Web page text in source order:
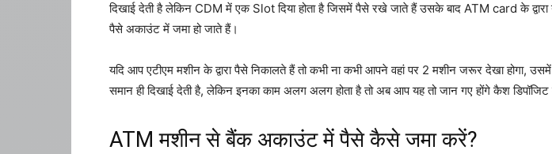
दिखाई देती है लेकिन CDM में एक Slot दिया होता है जिसमें पैसे रखे जाते हैं उसके बाद ATM card के
पैसे अकाउंट में जमा हो जाते हैं।
यदि आप एटीएम मशीन के द्वारा पैसे निकालते हैं तो कभी ना कभी आपने वहां पर 2 मशीन जरूर देखा होगा,
समान ही दिखाई देती है, लेकिन इनका काम अलग अलग होता है तो अब आप यह तो जान गए होंगे कैश
ATM मशीन से बैंक अकाउंट में पैसे कैसे जमा करें?